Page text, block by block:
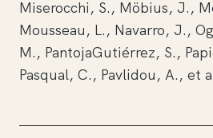
Miserocchi, S., Möbius, J.,
Mousseau, L., Navarro, J.,
M., PantojaGutiérrez, S.,
Pasqual, C., Pavlidou, A., et